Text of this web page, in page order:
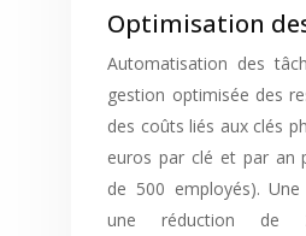
Optimisation
Automatisation des
gestion optimisée des
des coûts liés aux clés
euros par clé et par an
de 500 employés).
une réduction de